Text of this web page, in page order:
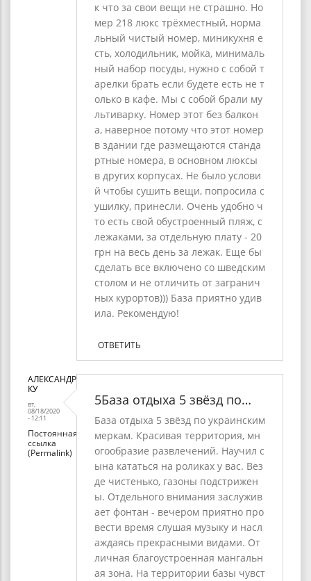
к что за свои вещи не страшно. Но
мер 218 люкс трёхместный, норма
льный чистый номер, миникухня е
сть, холодильник, мойка, минималь
ный набор посуды, нужно с собой т
арелки брать если будете есть не т
олько в кафе. Мы с собой брали му
льтиварку. Номер этот без балкон
а, наверное потому что этот номер
в здании где размещаются станда
ртные номера, в основном люксы
в других корпусах. Не было услови
й чтобы сушить вещи, попросила с
ушилку, принесли. Очень удобно ч
то есть свой обустроенный пляж, с
лежаками, за отдельную плату - 20
грн на весь день за лежак. Еще бы
сделать все включено со шведским
столом и не отличить от загранич
ных курортов))) База приятно удив
ила. Рекомендую!
ОТВЕТИТЬ
АЛЕКСАНДР
КУ
вт,
08/18/2020
- 12:11
Постоянная
ссылка
(Permalink)
5База отдыха 5 звёзд по…
База отдыха 5 звёзд по украинским
меркам. Красивая территория, мн
огообразие развлечений. Научил с
ына кататься на роликах у вас. Вез
де чистенько, газоны подстрижен
ы. Отдельного внимания заслужив
ает фонтан - вечером приятно про
вести время слушая музыку и насл
аждаясь прекрасными видами. От
личная благоустроенная мангальн
ая зона. На территории базы чувст